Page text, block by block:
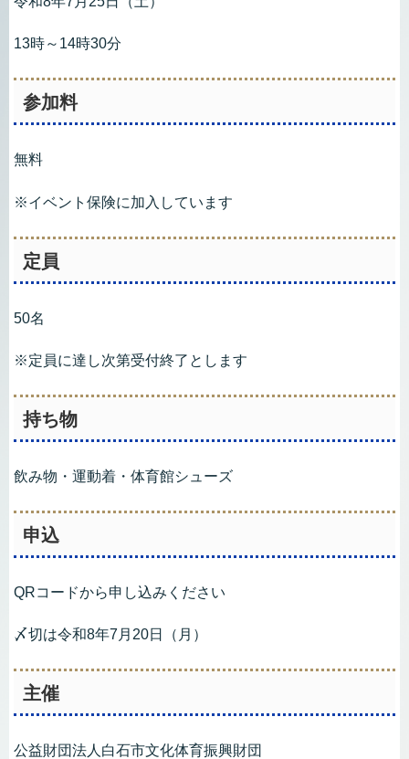
13時～14時30分
参加料
無料
※イベント保険に加入しています
定員
50名
※定員に達し次第受付終了とします
持ち物
飲み物・運動着・体育館シューズ
申込
QRコードから申し込みください
〆切は令和8年7月20日（月）
主催
公益財団法人白石市文化体育振興財団